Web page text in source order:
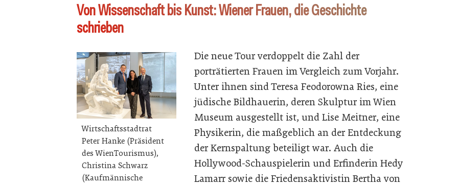
Von Wissenschaft bis Kunst: Wiener Frauen, die Geschichte
schrieben
Wirtschaftsstadtrat
Peter Hanke (Präsident
des WienTourismus),
Christina Schwarz
(Kaufmännische
Die neue Tour verdoppelt die Zahl der
porträtierten Frauen im Vergleich zum Vorjahr.
Unter ihnen sind Teresa Feodorowna Ries, eine
jüdische Bildhauerin, deren Skulptur im Wien
Museum ausgestellt ist, und Lise Meitner, eine
Physikerin, die maßgeblich an der Entdeckung
der Kernspaltung beteiligt war. Auch die
Hollywood-Schauspielerin und Erfinderin Hedy
Lamarr sowie die Friedensaktivistin Bertha von